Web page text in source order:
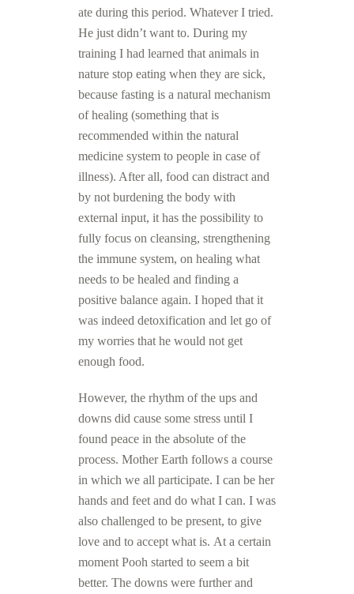
ate during this period. Whatever I tried.
He just didn’t want to. During my
training I had learned that animals in
nature stop eating when they are sick,
because fasting is a natural mechanism
of healing (something that is
recommended within the natural
medicine system to people in case of
illness). After all, food can distract and
by not burdening the body with
external input, it has the possibility to
fully focus on cleansing, strengthening
the immune system, on healing what
needs to be healed and finding a
positive balance again. I hoped that it
was indeed detoxification and let go of
my worries that he would not get
enough food.
However, the rhythm of the ups and
downs did cause some stress until I
found peace in the absolute of the
process. Mother Earth follows a course
in which we all participate. I can be her
hands and feet and do what I can. I was
also challenged to be present, to give
love and to accept what is. At a certain
moment Pooh started to seem a bit
better. The downs were further and